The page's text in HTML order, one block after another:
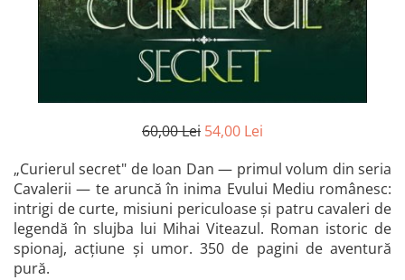
Știință și Tehnologie
Științe Sociale si Umaniste
60,00 Lei 54,00 Lei
„Curierul secret" de Ioan Dan — primul volum din seria
Cavalerii — te aruncă în inima Evului Mediu românesc:
intrigi de curte, misiuni periculoase și patru cavaleri de
legendă în slujba lui Mihai Viteazul. Roman istoric de
spionaj, acțiune și umor. 350 de pagini de aventură
pură.